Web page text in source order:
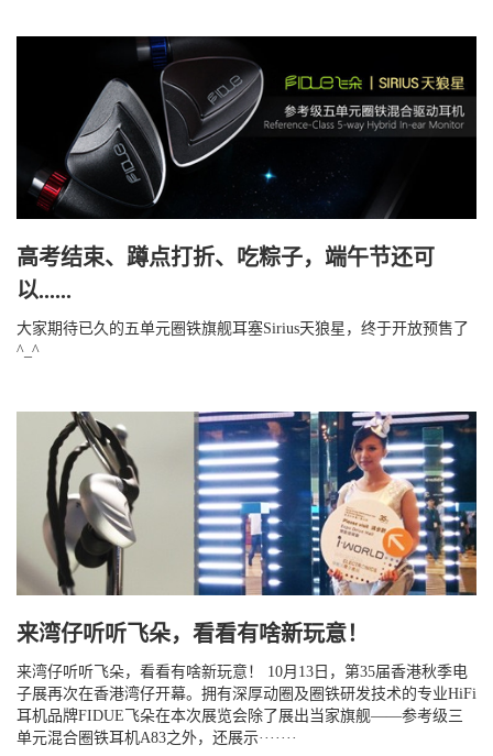
高考结束、蹲点打折、吃粽子，端午节还可
以......
大家期待已久的五单元圈铁旗舰耳塞Sirius天狼星，终于开放预售了
^_^
来湾仔听听飞朵，看看有啥新玩意！
来湾仔听听飞朵，看看有啥新玩意！ 10月13日，第35届香港秋季电
子展再次在香港湾仔开幕。拥有深厚动圈及圈铁研发技术的专业HiFi
耳机品牌FIDUE飞朵在本次展览会除了展出当家旗舰——参考级三
单元混合圈铁耳机A83之外，还展示·······